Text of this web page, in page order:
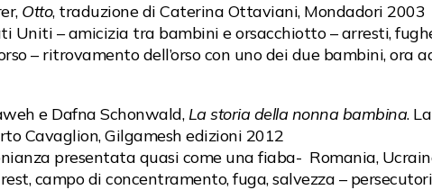
Otto, traduzione di Caterina Ottaviani, Mondadori 2003
Uniti – amicizia tra bambini e orsacchiotto – arresti,
– ritrovamento dell’orso con uno dei due bambini, ora
e Dafna Schonwald, La storia della nonna bambina.
Cavaglion, Gilgamesh edizioni 2012
presentata quasi come una fiaba- Romania,
campo di concentramento, fuga, salvezza –